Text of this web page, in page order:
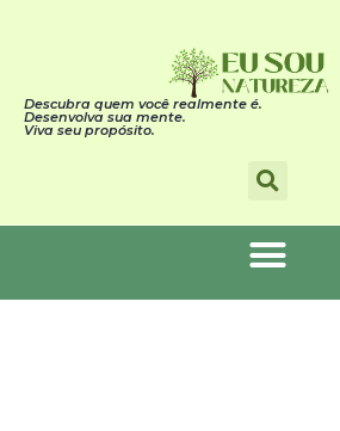
Descubra quem você realmente é.
Desenvolva sua mente.
Viva seu propósito.